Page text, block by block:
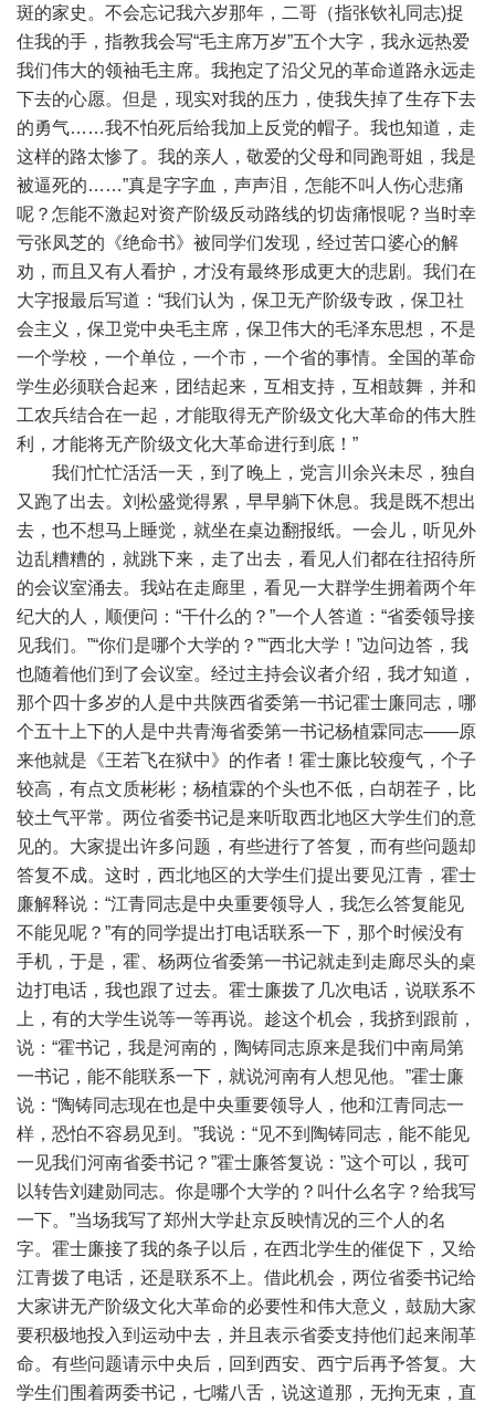
斑的家史。不会忘记我六岁那年，二哥（指张钦礼同志)捉
住我的手，指教我会写“毛主席万岁”五个大字，我永远热爱
我们伟大的领袖毛主席。我抱定了沿父兄的革命道路永远走
下去的心愿。但是，现实对我的压力，使我失掉了生存下去
的勇气……我不怕死后给我加上反党的帽子。我也知道，走
这样的路太惨了。我的亲人，敬爱的父母和同跑哥姐，我是
被逼死的……”真是字字血，声声泪，怎能不叫人伤心悲痛
呢？怎能不激起对资产阶级反动路线的切齿痛恨呢？当时幸
亏张凤芝的《绝命书》被同学们发现，经过苦口婆心的解
劝，而且又有人看护，才没有最终形成更大的悲剧。我们在
大字报最后写道：“我们认为，保卫无产阶级专政，保卫社
会主义，保卫党中央毛主席，保卫伟大的毛泽东思想，不是
一个学校，一个单位，一个市，一个省的事情。全国的革命
学生必须联合起来，团结起来，互相支持，互相鼓舞，并和
工农兵结合在一起，才能取得无产阶级文化大革命的伟大胜
利，才能将无产阶级文化大革命进行到底！”
我们忙忙活活一天，到了晚上，党言川余兴未尽，独自
又跑了出去。刘松盛觉得累，早早躺下休息。我是既不想出
去，也不想马上睡觉，就坐在桌边翻报纸。一会儿，听见外
边乱糟糟的，就跳下来，走了出去，看见人们都在往招待所
的会议室涌去。我站在走廊里，看见一大群学生拥着两个年
纪大的人，顺便问：“干什么的？”一个人答道：“省委领导接
见我们。”“你们是哪个大学的？”“西北大学！”边问边答，我
也随着他们到了会议室。经过主持会议者介绍，我才知道，
那个四十多岁的人是中共陕西省委第一书记霍士廉同志，哪
个五十上下的人是中共青海省委第一书记杨植霖同志——原
来他就是《王若飞在狱中》的作者！霍士廉比较瘦气，个子
较高，有点文质彬彬；杨植霖的个头也不低，白胡茬子，比
较土气平常。两位省委书记是来听取西北地区大学生们的意
见的。大家提出许多问题，有些进行了答复，而有些问题却
答复不成。这时，西北地区的大学生们提出要见江青，霍士
廉解释说：“江青同志是中央重要领导人，我怎么答复能见
不能见呢？”有的同学提出打电话联系一下，那个时候没有
手机，于是，霍、杨两位省委第一书记就走到走廊尽头的桌
边打电话，我也跟了过去。霍士廉拨了几次电话，说联系不
上，有的大学生说等一等再说。趁这个机会，我挤到跟前，
说：“霍书记，我是河南的，陶铸同志原来是我们中南局第
一书记，能不能联系一下，就说河南有人想见他。”霍士廉
说：“陶铸同志现在也是中央重要领导人，他和江青同志一
样，恐怕不容易见到。”我说：“见不到陶铸同志，能不能见
一见我们河南省委书记？”霍士廉答复说：”这个可以，我可
以转告刘建勋同志。你是哪个大学的？叫什么名字？给我写
一下。”当场我写了郑州大学赴京反映情况的三个人的名
字。霍士廉接了我的条子以后，在西北学生的催促下，又给
江青拨了电话，还是联系不上。借此机会，两位省委书记给
大家讲无产阶级文化大革命的必要性和伟大意义，鼓励大家
要积极地投入到运动中去，并且表示省委支持他们起来闹革
命。有些问题请示中央后，回到西安、西宁后再予答复。大
学生们围着两委书记，七嘴八舌，说这道那，无拘无束，直